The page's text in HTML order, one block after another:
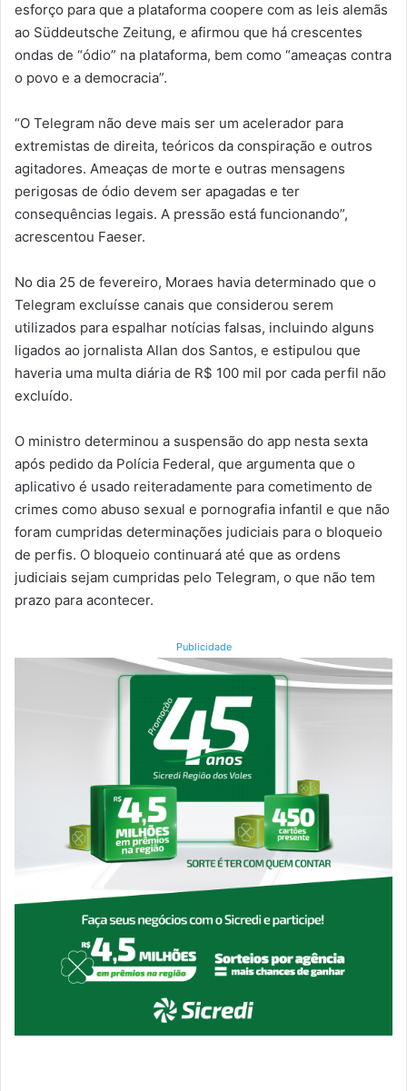
esforço para que a plataforma coopere com as leis alemãs
ao Süddeutsche Zeitung, e afirmou que há crescentes
ondas de “ódio” na plataforma, bem como “ameaças contra
o povo e a democracia”.
“O Telegram não deve mais ser um acelerador para
extremistas de direita, teóricos da conspiração e outros
agitadores. Ameaças de morte e outras mensagens
perigosas de ódio devem ser apagadas e ter
consequências legais. A pressão está funcionando”,
acrescentou Faeser.
No dia 25 de fevereiro, Moraes havia determinado que o
Telegram excluísse canais que considerou serem
utilizados para espalhar notícias falsas, incluindo alguns
ligados ao jornalista Allan dos Santos, e estipulou que
haveria uma multa diária de R$ 100 mil por cada perfil não
excluído.
O ministro determinou a suspensão do app nesta sexta
após pedido da Polícia Federal, que argumenta que o
aplicativo é usado reiteradamente para cometimento de
crimes como abuso sexual e pornografia infantil e que não
foram cumpridas determinações judiciais para o bloqueio
de perfis. O bloqueio continuará até que as ordens
judiciais sejam cumpridas pelo Telegram, o que não tem
prazo para acontecer.
Publicidade